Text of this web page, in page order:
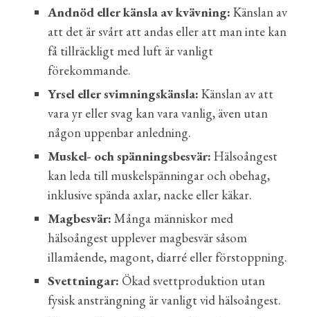
Andnöd eller känsla av kvävning: Känslan av
att det är svårt att andas eller att man inte kan
få tillräckligt med luft är vanligt
förekommande.
Yrsel eller svimningskänsla: Känslan av att
vara yr eller svag kan vara vanlig, även utan
någon uppenbar anledning.
Muskel- och spänningsbesvär: Hälsoångest
kan leda till muskelspänningar och obehag,
inklusive spända axlar, nacke eller käkar.
Magbesvär: Många människor med
hälsoångest upplever magbesvär såsom
illamående, magont, diarré eller förstoppning.
Svettningar: Ökad svettproduktion utan
fysisk ansträngning är vanligt vid hälsoångest.